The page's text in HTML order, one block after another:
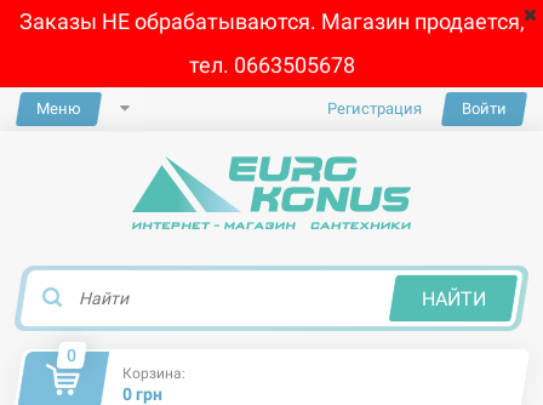
Заказы НЕ обрабатываются. Магазин продается,
тел. 0663505678
Меню Регистрация Войти
НАЙТИ
0
Корзина:
0 грн